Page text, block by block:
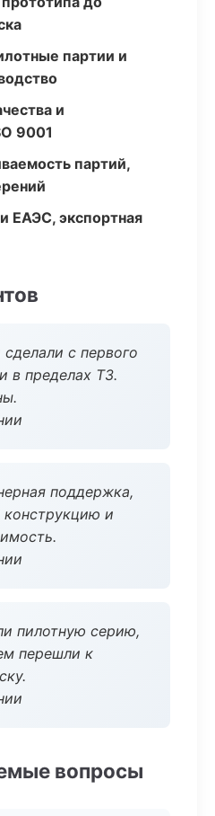
партии и
и
9001
партий,
ЕАЭС, экспортная
с первого
в пределах ТЗ.
поддержка,
и
пилотную серию,
перешли к
вопросы